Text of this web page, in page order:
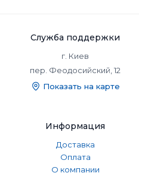
Служба поддержки
г. Киев
пер. Феодосийский, 12
Показать на карте
Информация
Доставка
Оплата
О компании